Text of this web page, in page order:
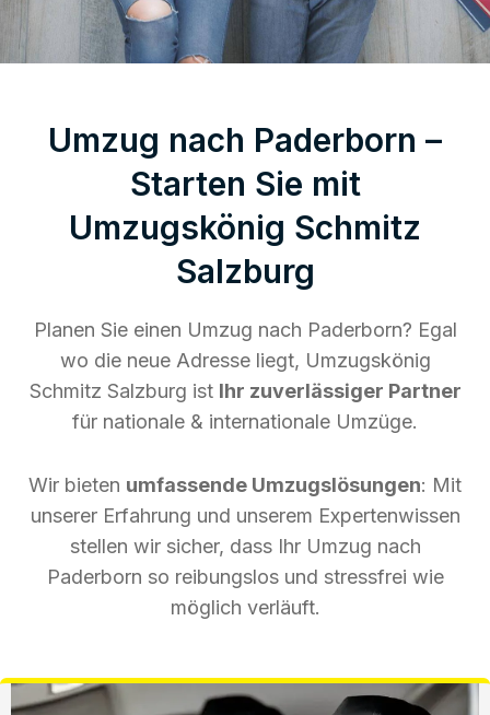
Umzug nach Paderborn –
Starten Sie mit
Umzugskönig Schmitz
Salzburg
Planen Sie einen Umzug nach Paderborn? Egal
wo die neue Adresse liegt, Umzugskönig
Schmitz Salzburg ist Ihr zuverlässiger Partner
für nationale & internationale Umzüge.
Wir bieten umfassende Umzugslösungen: Mit
unserer Erfahrung und unserem Expertenwissen
stellen wir sicher, dass Ihr Umzug nach
Paderborn so reibungslos und stressfrei wie
möglich verläuft.